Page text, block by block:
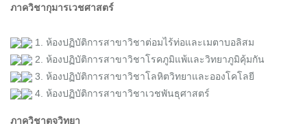
ภาควิชากุมารเวชศาสตร์
1. ห้องปฏิบัติการสาขาวิชาต่อมไร้ท่อและเมตาบอลิสม
2. ห้องปฏิบัติการสาขาวิชาโรคภูมิแพ้และวิทยาภูมิคุ้มกัน
3. ห้องปฏิบัติการสาขาวิชาโลหิตวิทยาและอองโคโลยี
4. ห้องปฏิบัติการสาขาวิชาเวชพันธุศาสตร์
ภาควิชาตจวิทยา